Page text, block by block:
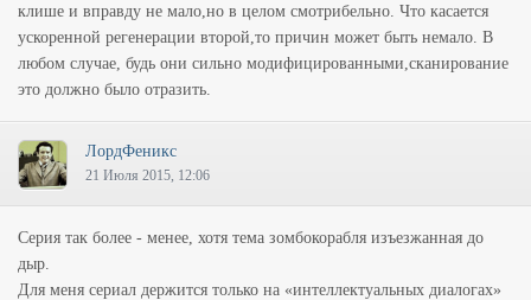
клише и вправду не мало,но в целом смотрибельно. Что касается
ускоренной регенерации второй,то причин может быть немало. В
любом случае, будь они сильно модифицированными,сканирование
это должно было отразить.
ЛордФеникс
21 Июля 2015, 12:06
Серия так более - менее, хотя тема зомбокорабля изъезжанная до
дыр.
Для меня сериал держится только на «интеллектуальных диалогах»